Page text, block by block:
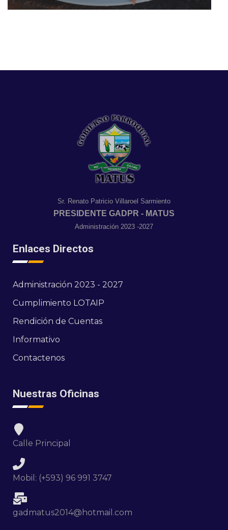
Sr. Renato Patricio Villaroel Sarmiento
PRESIDENTE GADPR - MATUS
Administración 2023 -2027
Enlaces Directos
Administración 2023 - 2027
Cumplimiento LOTAIP
Rendición de Cuentas
Informativo
Contactenos
Nuestras Oficinas
Calle Principal
Mobil: (+593) 96 991 3747
gadmatus2014@hotmail.com